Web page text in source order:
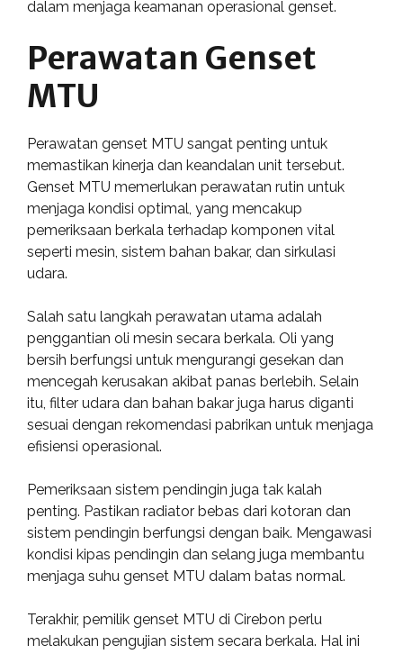
dalam menjaga keamanan operasional genset.
Perawatan Genset
MTU
Perawatan genset MTU sangat penting untuk
memastikan kinerja dan keandalan unit tersebut.
Genset MTU memerlukan perawatan rutin untuk
menjaga kondisi optimal, yang mencakup
pemeriksaan berkala terhadap komponen vital
seperti mesin, sistem bahan bakar, dan sirkulasi
udara.
Salah satu langkah perawatan utama adalah
penggantian oli mesin secara berkala. Oli yang
bersih berfungsi untuk mengurangi gesekan dan
mencegah kerusakan akibat panas berlebih. Selain
itu, filter udara dan bahan bakar juga harus diganti
sesuai dengan rekomendasi pabrikan untuk menjaga
efisiensi operasional.
Pemeriksaan sistem pendingin juga tak kalah
penting. Pastikan radiator bebas dari kotoran dan
sistem pendingin berfungsi dengan baik. Mengawasi
kondisi kipas pendingin dan selang juga membantu
menjaga suhu genset MTU dalam batas normal.
Terakhir, pemilik genset MTU di Cirebon perlu
melakukan pengujian sistem secara berkala. Hal ini